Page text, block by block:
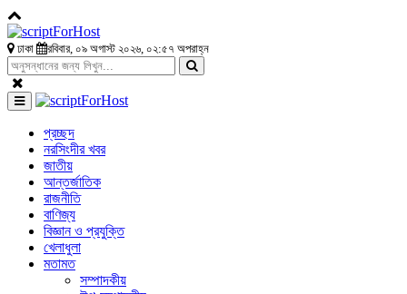
ঢাকা রবিবার, ০৯ অগাস্ট ২০২৬, ০২:৫৭ অপরাহ্ন
প্রচ্ছদ
নরসিংদীর খবর
জাতীয়
আন্তর্জাতিক
রাজনীতি
বাণিজ্য
বিজ্ঞান ও প্রযুক্তি
খেলাধুলা
মতামত
সম্পাদকীয়